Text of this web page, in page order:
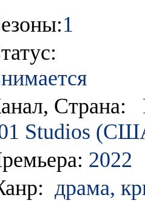
1
Страна:
Studios
2022
драма,